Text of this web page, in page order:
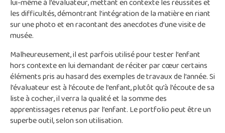
lui-même à l’évaluateur, mettant en contexte les réussites et
les difficultés, démontrant l’intégration de la matière en riant
sur une photo et en racontant des anecdotes d’une visite de
musée.
Malheureusement, il est parfois utilisé pour tester l’enfant
hors contexte en lui demandant de réciter par cœur certains
éléments pris au hasard des exemples de travaux de l’année. Si
l’évaluateur est à l’écoute de l’enfant, plutôt qu’à l’écoute de sa
liste à cocher, il verra la qualité et la somme des
apprentissages retenus par l’enfant. Le portfolio peut être un
superbe outil, selon son utilisation.